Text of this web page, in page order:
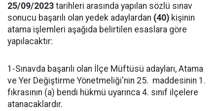
25/09/2023 tarihleri arasında yapılan sözlü sınav
sonucu başarılı olan yedek adaylardan (40) kişinin
atama işlemleri aşağıda belirtilen esaslara göre
yapılacaktır:
1-Sınavda başarılı olan İlçe Müftüsü adayları, Atama
ve Yer Değiştirme Yönetmeliği'nin 25. maddesinin 1.
fıkrasının (a) bendi hükmü uyarınca 4. sınıf ilçelere
atanacaklardır.